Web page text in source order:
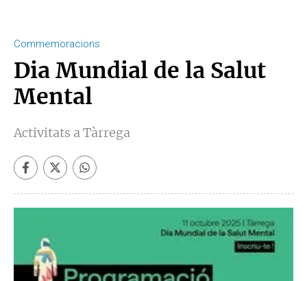
Commemoracions
Dia Mundial de la Salut
Mental
Activitats a Tàrrega